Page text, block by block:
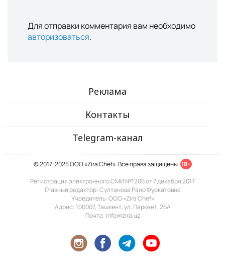
Для отправки комментария вам необходимо
авторизоваться.
Реклама
Контакты
Telegram-канал
© 2017-2025 ООО «Zira Chef». Все права защищены. 18+
Регистрация электронного СМИ №1206 от 7 декабря 2017
Главный редактор: Султанова Рано Фуркатовна
Учредитель: ООО «Zira Chef»
Адрес: 100007, Ташкент, ул. Паркент, 26А
Почта: info@zira.uz